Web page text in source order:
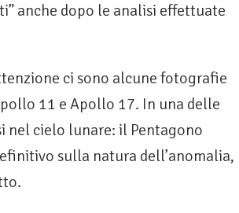
anche dopo le analisi effettuate
ci sono alcune fotografie
11 e Apollo 17. In una delle
cielo lunare: il Pentagono
sulla natura dell’anomalia,